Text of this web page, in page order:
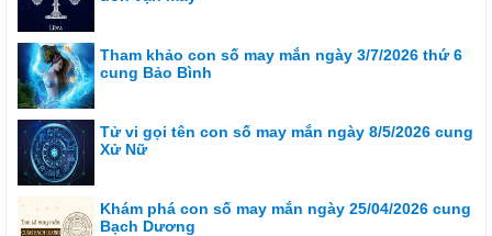
Tham khảo con số may mắn ngày 3/7/2026 thứ 6
cung Bảo Bình
Tử vi gọi tên con số may mắn ngày 8/5/2026 cung
Xử Nữ
Khám phá con số may mắn ngày 25/04/2026 cung
Bạch Dương